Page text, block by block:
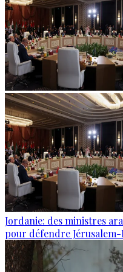
Jordanie: des ministres
pour défendre Jérusalem-